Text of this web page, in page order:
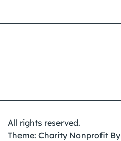
All rights reserved.
Theme: Charity Nonprofit By